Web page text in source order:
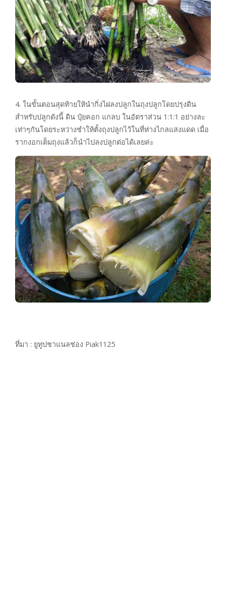
4. ในขั้นตอนสุดท้ายให้นำกิ่งไผ่ลงปลูกในถุงปลูกโดยปรุงดิน
สำหรับปลูกดังนี้ ดิน ปุ๋ยคอก แกลบ ในอัตราส่วน 1:1:1 อย่างละ
เท่าๆกันโดยระหว่างชำให้ตั้งถุงปลูกไว้ในที่ห่างไกลแสงแดด เมื่อ
รากงอกเต็มถุงแล้วก็นำไปลงปลูกต่อได้เลยค่ะ
ที่มา : ยูทูปชาแนลช่อง Piak1125